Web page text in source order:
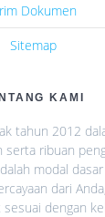
Dokumen
Sitemap
KAMI
tahun 2012
ribuan
modal
dari
dengan